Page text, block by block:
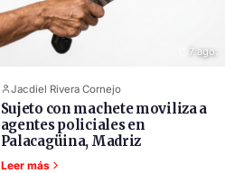
7 ago.
Jacdiel Rivera Cornejo
Sujeto con machete moviliza a
agentes policiales en
Palacagüina, Madriz
Leer más